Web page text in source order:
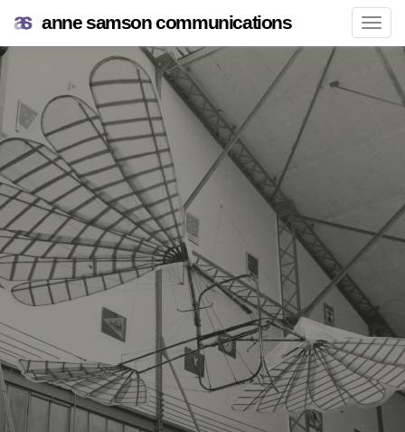
anne samson communications